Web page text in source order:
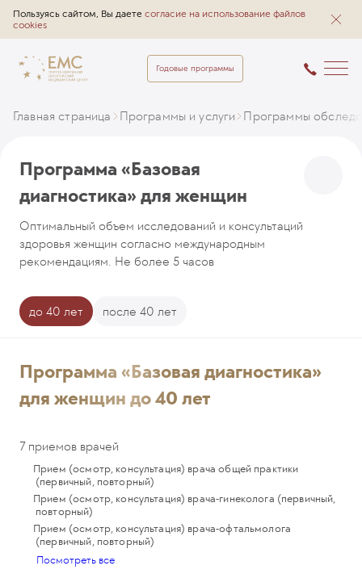
Пользуясь сайтом, Вы даете согласие на использование файлов
cookies
Годовые программы
Главная страница Программы и услуги Программы
Программа «Базовая
диагностика» для женщин
Оптимальный объем исследований и консультаций
здоровья женщин согласно международным
рекомендациям. Не более 5 часов
до 40 лет после 40 лет
Программа «Базовая диагностика»
для женщин до 40 лет
7 приемов врачей
Прием (осмотр, консультация) врача общей практики
(первичный, повторный)
Прием (осмотр, консультация) врача-гинеколога (первичный,
повторный)
Прием (осмотр, консультация) врача-офтальмолога
(первичный, повторный)
Посмотреть все